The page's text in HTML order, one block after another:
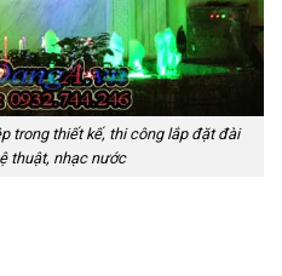
trong thiết kế, thi công lắp đặt đài
thuật, nhạc nước